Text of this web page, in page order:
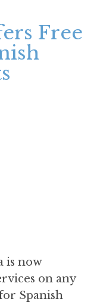
Free
is now
on any
Spanish